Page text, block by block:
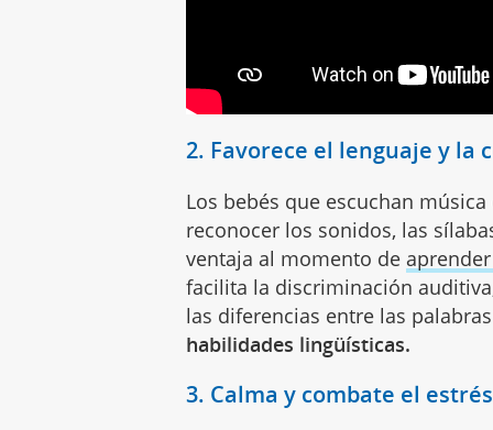
2. Favorece el lenguaje y la
Los bebés que escuchan
reconocer los sonidos, las
ventaja al momento de
facilita la discriminación
las diferencias entre las
habilidades lingüísticas.
3. Calma y combate el estrés